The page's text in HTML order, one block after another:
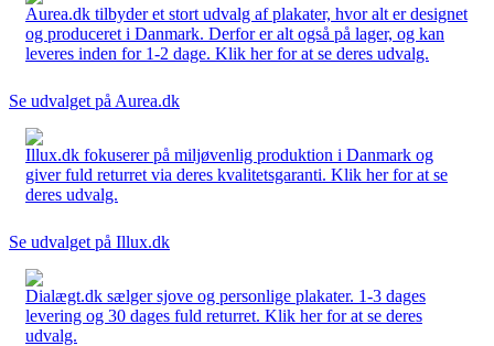
Aurea.dk tilbyder et stort udvalg af plakater, hvor alt er designet
og produceret i Danmark. Derfor er alt også på lager, og kan
leveres inden for 1-2 dage. Klik her for at se deres udvalg.
Se udvalget på Aurea.dk
Illux.dk fokuserer på miljøvenlig produktion i Danmark og
giver fuld returret via deres kvalitetsgaranti. Klik her for at se
deres udvalg.
Se udvalget på Illux.dk
Dialægt.dk sælger sjove og personlige plakater. 1-3 dages
levering og 30 dages fuld returret. Klik her for at se deres
udvalg.